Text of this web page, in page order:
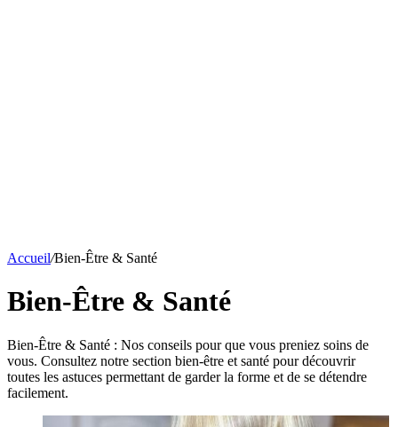
Accueil/Bien-Être & Santé
Bien-Être & Santé
Bien-Être & Santé : Nos conseils pour que vous preniez soins de
vous. Consultez notre section bien-être et santé pour découvrir
toutes les astuces permettant de garder la forme et de se détendre
facilement.